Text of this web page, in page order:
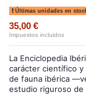
Últimas unidades en
35,00 €
Impuestos incluidos
La Enciclopedia
carácter científico y
de fauna ibérica
estudio riguroso de